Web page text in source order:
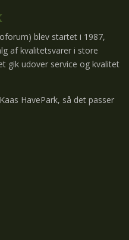
blev startet i 1987,
af kvalitetsvarer i store
gik udover service og kvalitet
HavePark, så det passer